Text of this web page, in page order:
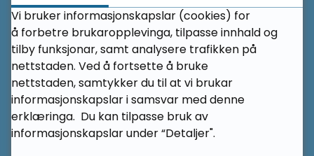
Her finn du oss
Volda vidaregåande skule
Vevendelvegen 35
6102 Volda
Vi bruker informasjonskapslar (cookies) for
å forbetre brukaropplevinga, tilpasse innhald og
tilby funksjonar, samt analysere trafikken på
nettstaden. Ved å fortsette å bruke
nettstaden, samtykker du til at vi brukar
informasjonskapslar i samsvar med denne
erklæringa. Du kan tilpasse bruk av
informasjonskapslar under “Detaljer".